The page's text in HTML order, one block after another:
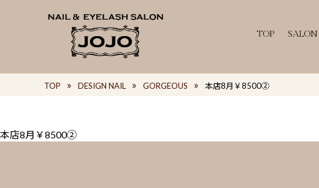
TOP SALON
TOP DESIGN NAIL GORGEOUS 本店8月￥8500②
本店8月￥8500②